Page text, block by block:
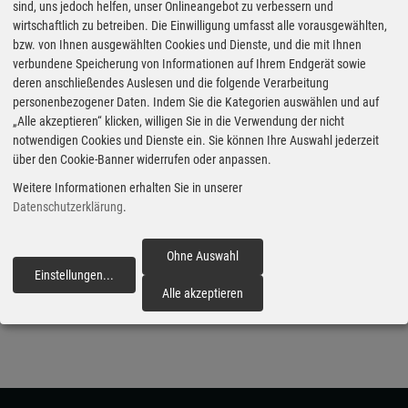
offene VW T-Roc, ist ein Auslaufmodell. Die
Produktion wird Mitte des nächsten Jahres
eingestellt. Mazda hingegen hält beispielsweise seit
1989 mit dem MX-5 in mittlerweile vierter
Modellgeneration dem Roadster-Gedanken weiterhin
die Treue. Und wer im Elektrozeitalter offen fahren
möchte, muss nach China blicken. (aum)
Cabrios
sind, uns jedoch helfen, unser Onlineangebot zu verbessern und
wirtschaftlich zu betreiben. Die Einwilligung umfasst alle vorausgewählten,
bzw. von Ihnen ausgewählten Cookies und Dienste, und die mit Ihnen
verbundene Speicherung von Informationen auf Ihrem Endgerät sowie
deren anschließendes Auslesen und die folgende Verarbeitung
personenbezogener Daten. Indem Sie die Kategorien auswählen und auf
„Alle akzeptieren“ klicken, willigen Sie in die Verwendung der nicht
notwendigen Cookies und Dienste ein. Sie können Ihre Auswahl jederzeit
über den Cookie-Banner widerrufen oder anpassen.
Weitere Informationen erhalten Sie in unserer
Datenschutzerklärung.
Einstellungen...
Ohne Auswahl
Alle akzeptieren